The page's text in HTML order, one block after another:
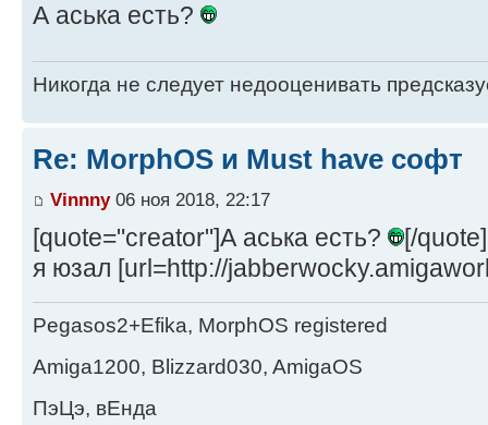
А аська есть?
Никогда не следует недооценивать
Re: MorphOS и Must have софт
Vinnny06 ноя 2018, 22:17
[quote="creator"]А аська есть?
[/quote]
я юзал [url=http://
Pegasos2+Efika, MorphOS registered
Amiga1200, Blizzard030, AmigaOS
ПэЦэ, вЕнда